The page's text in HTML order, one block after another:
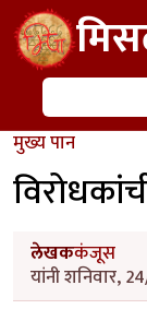
Skip to main
शोध
मुख्य पान
लेखककंजूस
यांनी शनिवार,